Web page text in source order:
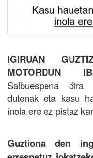
IGIRUAN
MOTORDUN
Salbuespena dira
dutenak eta kasu
inola ere ez pistaz
Guztiona den